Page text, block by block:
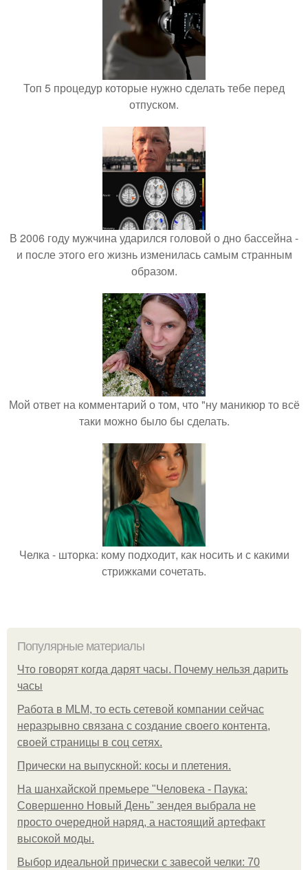
Топ 5 процедур которые нужно сделать тебе перед
отпуском.
В 2006 году мужчина ударился головой о дно бассейна -
и после этого его жизнь изменилась самым странным
образом.
Мой ответ на комментарий о том, что "ну маникюр то всё
таки можно было бы сделать.
Челка - шторка: кому подходит, как носить и с какими
стрижками сочетать.
Популярные материалы
Что говорят когда дарят часы. Почему нельзя дарить
часы
Работа в MLM, то есть сетевой компании сейчас
неразрывно связана с создание своего контента,
своей страницы в соц сетях.
Прически на выпускной: косы и плетения.
На шанхайской премьере "Человека - Паука:
Совершенно Новый День" зендея выбрала не
просто очередной наряд, а настоящий артефакт
высокой моды.
Выбор идеальной прически с завесой челки: 70